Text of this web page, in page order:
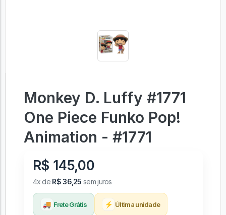
Monkey D. Luffy #1771
One Piece Funko Pop!
Animation - #1771
R$ 145,00
4x de R$ 36,25 sem juros
🚚 Frete Grátis ⚡ Última unidade